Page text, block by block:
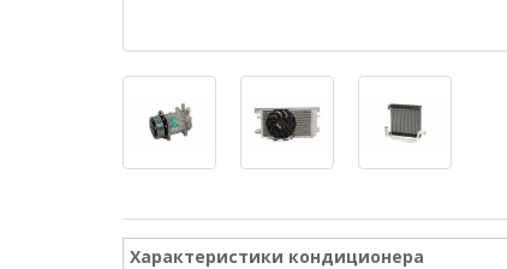
Характеристики кондиционера